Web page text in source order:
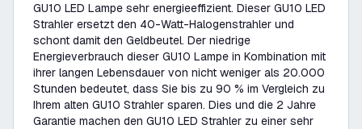
GU10 LED Lampe sehr energieeffizient. Dieser GU10 LED
Strahler ersetzt den 40-Watt-Halogenstrahler und
schont damit den Geldbeutel. Der niedrige
Energieverbrauch dieser GU10 Lampe in Kombination mit
ihrer langen Lebensdauer von nicht weniger als 20.000
Stunden bedeutet, dass Sie bis zu 90 % im Vergleich zu
Ihrem alten GU10 Strahler sparen. Dies und die 2 Jahre
Garantie machen den GU10 LED Strahler zu einer sehr